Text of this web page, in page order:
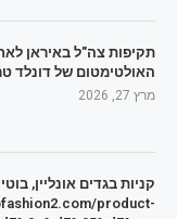
תקיפות צה"ל באיראן
האולטימטום של דונלד
מרץ 27, 2026
קניות בגדים אונליין,
product-